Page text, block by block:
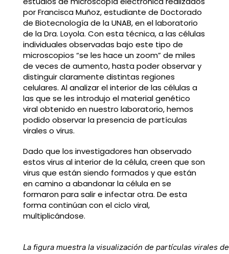
por Francisca Muñoz, estudiante de Doctorado
de Biotecnología de la UNAB, en el laboratorio
de la Dra. Loyola. Con esta técnica, a las células
individuales observadas bajo este tipo de
microscopios “se les hace un zoom” de miles
de veces de aumento, hasta poder observar y
distinguir claramente distintas regiones
celulares. Al analizar el interior de las células a
las que se les introdujo el material genético
viral obtenido en nuestro laboratorio, hemos
podido observar la presencia de partículas
virales o virus.
Dado que los investigadores han observado
estos virus al interior de la célula, creen que son
virus que están siendo formados y que están
en camino a abandonar la célula en se
formaron para salir e infectar otra. De esta
forma continúan con el ciclo viral,
multiplicándose.
La figura muestra la visualización de partículas virales